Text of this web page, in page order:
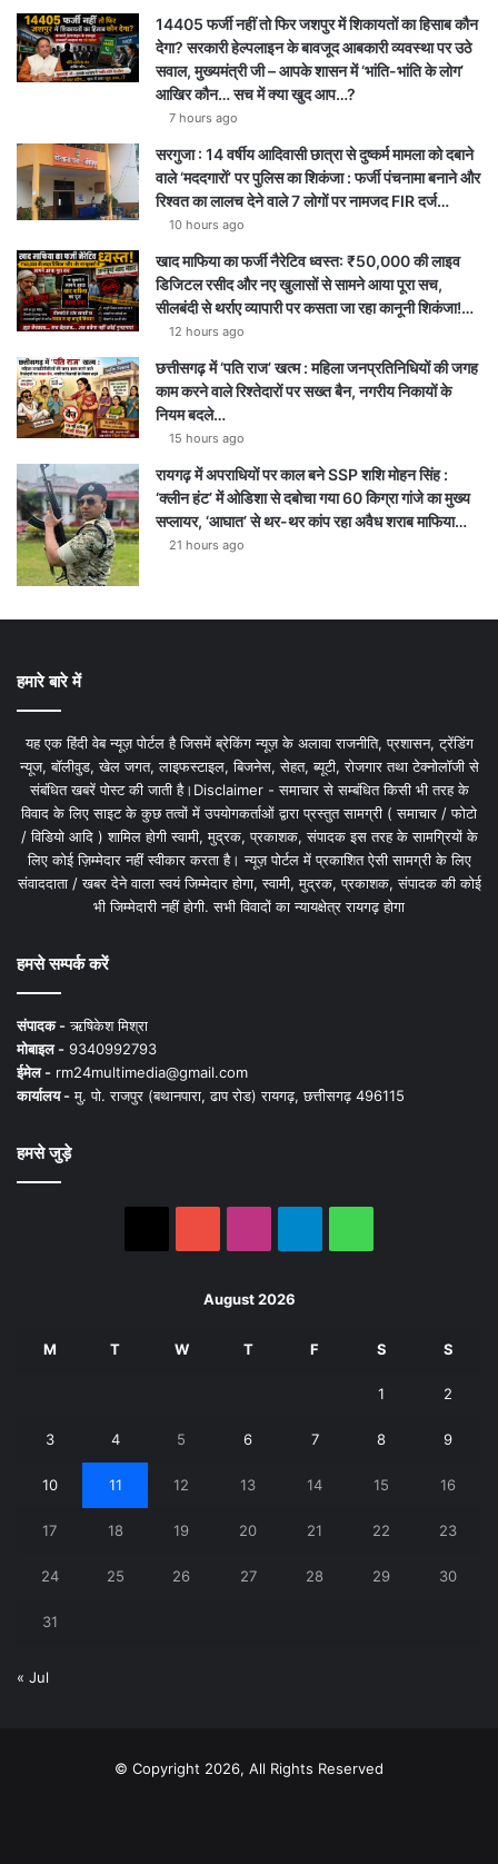
14405 फर्जी नहीं तो फिर जशपुर में शिकायतों का हिसाब कौन
देगा? सरकारी हेल्पलाइन के बावजूद आबकारी व्यवस्था पर उठे
सवाल, मुख्यमंत्री जी – आपके शासन में ‘भांति-भांति के लोग’
आखिर कौन… सच में क्या खुद आप…?
7 hours ago
सरगुजा : 14 वर्षीय आदिवासी छात्रा से दुष्कर्म मामला को दबाने
वाले ‘मददगारों’ पर पुलिस का शिकंजा : फर्जी पंचनामा बनाने और
रिश्वत का लालच देने वाले 7 लोगों पर नामजद FIR दर्ज…
10 hours ago
खाद माफिया का फर्जी नैरेटिव ध्वस्त: ₹50,000 की लाइव
डिजिटल रसीद और नए खुलासों से सामने आया पूरा सच,
सीलबंदी से थर्राए व्यापारी पर कसता जा रहा कानूनी शिकंजा!…
12 hours ago
छत्तीसगढ़ में ‘पति राज’ खत्म : महिला जनप्रतिनिधियों की जगह
काम करने वाले रिश्तेदारों पर सख्त बैन, नगरीय निकायों के
नियम बदले…
15 hours ago
रायगढ़ में अपराधियों पर काल बने SSP शशि मोहन सिंह :
‘क्लीन हंट’ में ओडिशा से दबोचा गया 60 किग्रा गांजे का मुख्य
सप्लायर, ‘आघात’ से थर-थर कांप रहा अवैध शराब माफिया…
21 hours ago
हमारे बारे में
यह एक हिंदी वेब न्यूज़ पोर्टल है जिसमें ब्रेकिंग न्यूज़ के अलावा राजनीति, प्रशासन, ट्रेंडिंग
न्यूज, बॉलीवुड, खेल जगत, लाइफस्टाइल, बिजनेस, सेहत, ब्यूटी, रोजगार तथा टेक्नोलॉजी से
संबंधित खबरें पोस्ट की जाती है।Disclaimer - समाचार से सम्बंधित किसी भी तरह के
विवाद के लिए साइट के कुछ तत्वों में उपयोगकर्ताओं द्वारा प्रस्तुत सामग्री ( समाचार / फोटो
/ विडियो आदि ) शामिल होगी स्वामी, मुद्रक, प्रकाशक, संपादक इस तरह के सामग्रियों के
लिए कोई ज़िम्मेदार नहीं स्वीकार करता है। न्यूज़ पोर्टल में प्रकाशित ऐसी सामग्री के लिए
संवाददाता / खबर देने वाला स्वयं जिम्मेदार होगा, स्वामी, मुद्रक, प्रकाशक, संपादक की कोई
भी जिम्मेदारी नहीं होगी. सभी विवादों का न्यायक्षेत्र रायगढ़ होगा
हमसे सम्पर्क करें
संपादक -ऋषिकेश मिश्रा
मोबाइल - 9340992793
ईमेल - rm24multimedia@gmail.com
कार्यालय -मु. पो. राजपुर (बथानपारा, ढाप रोड) रायगढ़, छत्तीसगढ़ 496115
हमसे जुड़े
August 2026
M T W T F S S
1 2
3 4 5 6 7 8 9
10 11 12 13 14 15 16
17 18 19 20 21 22 23
24 25 26 27 28 29 30
31
« Jul
© Copyright 2026, All Rights Reserved